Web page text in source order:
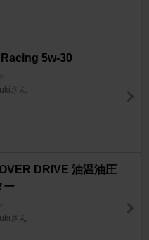
5w-30
さん
DRIVE 油温油圧
ー
さん